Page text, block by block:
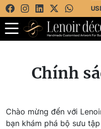
Chính
Chào mừng đến với
bạn khám phá bộ sưu